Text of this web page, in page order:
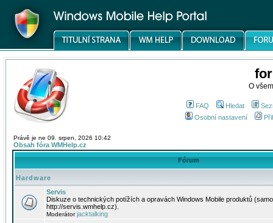
O
FAQ Hledat
Osobní nastavení
Právě je ne 09. srpen, 2026 10:42
Obsah fóra WMHelp.cz
Fórum
Hardware
Servis
Diskuze o technických potížích a opravách Windows Mobile produktů
http://servis.wmhelp.cz).
Moderátorjacktalking